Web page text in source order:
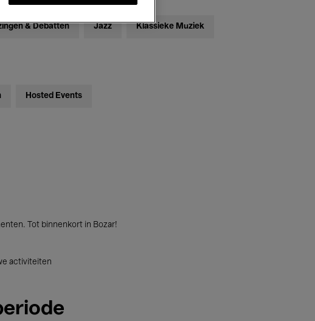
& Debatten Jazz Klassieke Muziek
Hosted Events
Tot binnenkort in Bozar!
activiteiten